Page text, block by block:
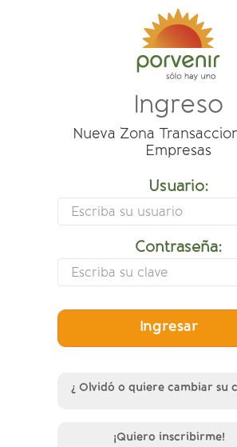
Ingreso
Nueva Zona
Empresas
Usuario:
Contraseña:
Ingresar
¿ Olvidó o quiere cambiar su
¡Quiero inscribirme!